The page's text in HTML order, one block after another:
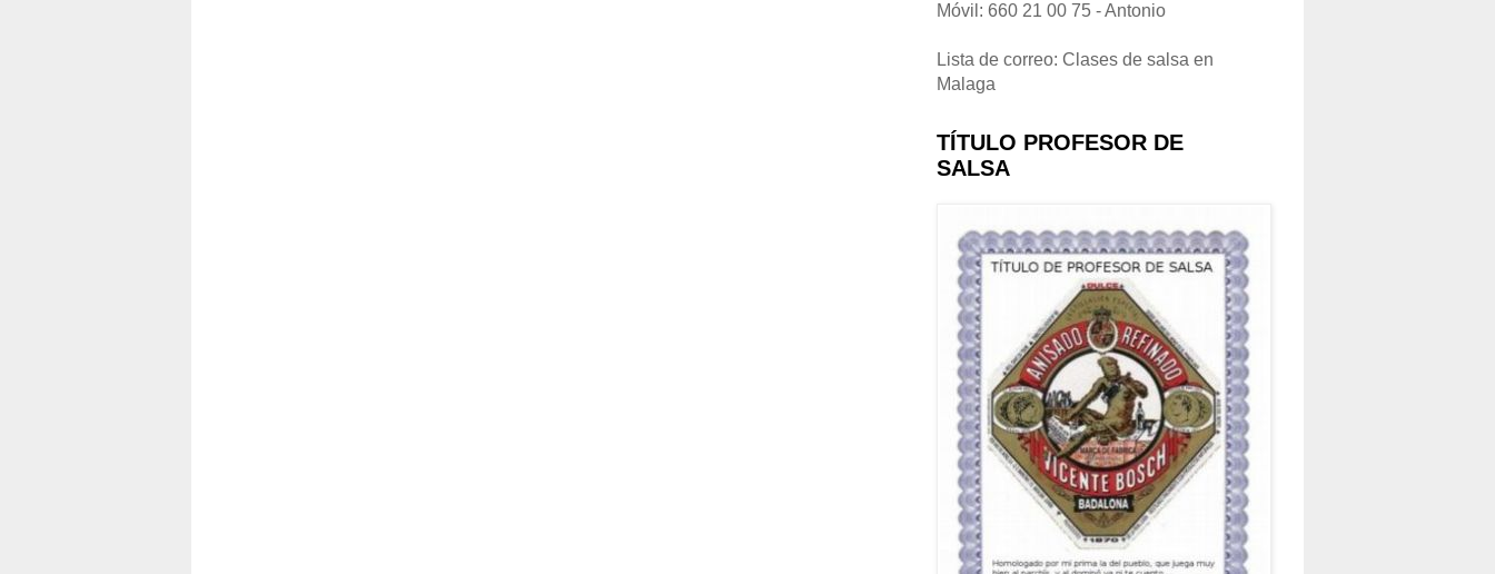
Móvil: 660 21 00 75 - Antonio
Lista de correo: Clases de salsa en
Malaga
TÍTULO PROFESOR DE
SALSA